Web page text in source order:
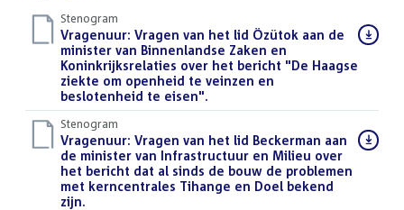
Stenogram
Download
bestand:
Vragenuur: Vragen van het lid Özütok aan de
minister van Binnenlandse Zaken en
Koninkrijksrelaties over het bericht "De Haagse
ziekte om openheid te veinzen en
beslotenheid te eisen".
Stenogram
Download
bestand:
Vragenuur: Vragen van het lid Beckerman aan
de minister van Infrastructuur en Milieu over
het bericht dat al sinds de bouw de problemen
met kerncentrales Tihange en Doel bekend
zijn.